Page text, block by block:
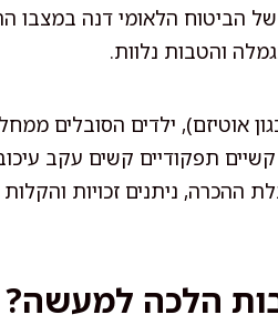
של הביטוח הלאומי דנה
והטבות נלוות.
אוטיזם), ילדים הסובלים
תפקודיים קשים עקב
ההכרה, ניתנים זכויות
הלכה למעשה?